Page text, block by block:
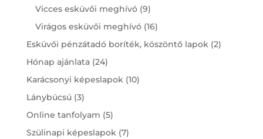
Vicces esküvői meghívó 99
products
Virágos esküvői meghívó 1616
products
Esküvői pénzátadó boríték, köszöntő lapok 22
Hónap ajánlata 2424
products
Karácsonyi képeslapok 1010
Lánybúcsú 33
products
Online tanfolyam 55
products
Szülinapi képeslapok 77